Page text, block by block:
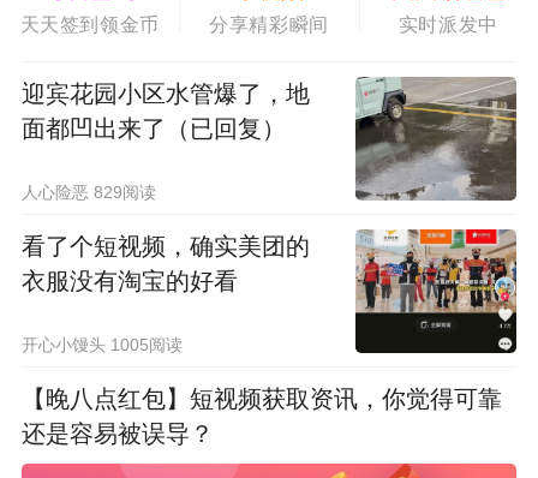
天天签到领金币 分享精彩瞬间 实时派发中
迎宾花园小区水管爆了，地
面都凹出来了（已回复）
人心险恶 829阅读
看了个短视频，确实美团的
衣服没有淘宝的好看
开心小馒头 1005阅读
【晚八点红包】短视频获取资讯，你觉得可靠
还是容易被误导？